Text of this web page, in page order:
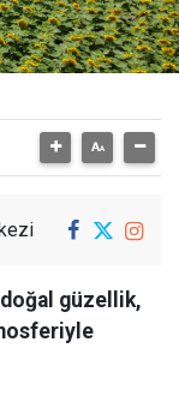
doğal güzellik,